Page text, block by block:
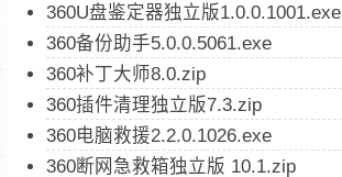
360U盘鉴定器独立版1.0.0.1001.exe
360备份助手5.0.0.5061.exe
360补丁大师8.0.zip
360插件清理独立版7.3.zip
360电脑救援2.2.0.1026.exe
360断网急救箱独立版 10.1.zip